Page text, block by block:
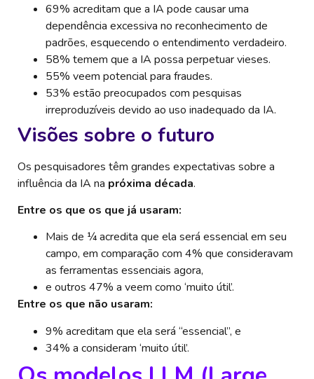
69% acreditam que a IA pode causar uma
dependência excessiva no reconhecimento de
padrões, esquecendo o entendimento verdadeiro.
58% temem que a IA possa perpetuar vieses.
55% veem potencial para fraudes.
53% estão preocupados com pesquisas
irreproduzíveis devido ao uso inadequado da IA.
Visões sobre o futuro
Os pesquisadores têm grandes expectativas sobre a
influência da IA na próxima década.
Entre os que os que já usaram:
Mais de ¼ acredita que ela será essencial em seu
campo, em comparação com 4% que consideravam
as ferramentas essenciais agora,
e outros 47% a veem como ‘muito útil’.
Entre os que não usaram:
9% acreditam que ela será “essencial”, e
34% a consideram ‘muito útil’.